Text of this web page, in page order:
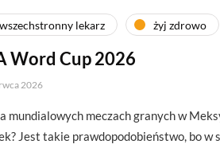
wszechstronny lekarz żyj zdrowo
Word Cup 2026
2026
mundialowych meczach granych w
Jest takie prawdopodobieństwo, bo w